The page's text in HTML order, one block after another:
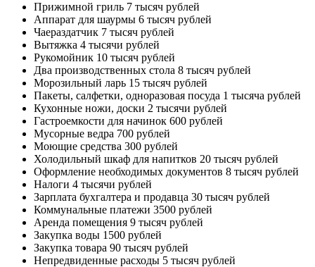
Прижимной гриль 7 тысяч рублей
Аппарат для шаурмы 6 тысяч рублей
Чаераздатчик 7 тысяч рублей
Вытяжка 4 тысячи рублей
Рукомойник 10 тысяч рублей
Два производственных стола 8 тысяч рублей
Морозильный ларь 15 тысяч рублей
Пакеты, салфетки, одноразовая посуда 1 тысяча рублей
Кухонные ножи, доски 2 тысячи рублей
Гастроемкости для начинок 600 рублей
Мусорные ведра 700 рублей
Моющие средства 300 рублей
Холодильный шкаф для напитков 20 тысяч рублей
Оформление необходимых документов 8 тысяч рублей
Налоги 4 тысячи рублей
Зарплата бухгалтера и продавца 30 тысяч рублей
Коммунальные платежи 3500 рублей
Аренда помещения 9 тысяч рублей
Закупка воды 1500 рублей
Закупка товара 90 тысяч рублей
Непредвиденные расходы 5 тысяч рублей